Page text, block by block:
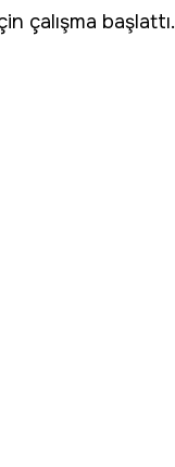
çalışma başlattı.